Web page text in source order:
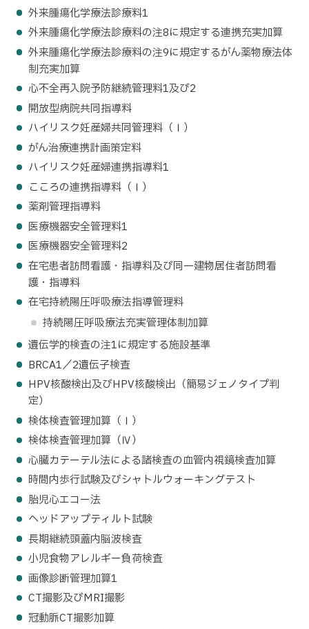
外来腫瘍化学療法診療料1
外来腫瘍化学療法診療料の注8に規定する連携充実加算
外来腫瘍化学療法診療料の注9に規定するがん薬物療法体
制充実加算
心不全再入院予防継続管理料1及び2
開放型病院共同指導料
ハイリスク妊産婦共同管理料（Ⅰ）
がん治療連携計画策定料
ハイリスク妊産婦連携指導料1
こころの連携指導料（Ⅰ）
薬剤管理指導料
医療機器安全管理料1
医療機器安全管理料2
在宅患者訪問看護・指導料及び同一建物居住者訪問看
護・指導料
在宅持続陽圧呼吸療法指導管理料
持続陽圧呼吸療法充実管理体制加算
遺伝学的検査の注1に規定する施設基準
BRCA1／2遺伝子検査
HPV核酸検出及びHPV核酸検出（簡易ジェノタイプ判
定）
検体検査管理加算（Ⅰ）
検体検査管理加算（Ⅳ）
心臓カテーテル法による諸検査の血管内視鏡検査加算
時間内歩行試験及びシャトルウォーキングテスト
胎児心エコー法
ヘッドアップティルト試験
長期継続頭蓋内脳波検査
小児食物アレルギー負荷検査
画像診断管理加算1
CT撮影及びMRI撮影
冠動脈CT撮影加算